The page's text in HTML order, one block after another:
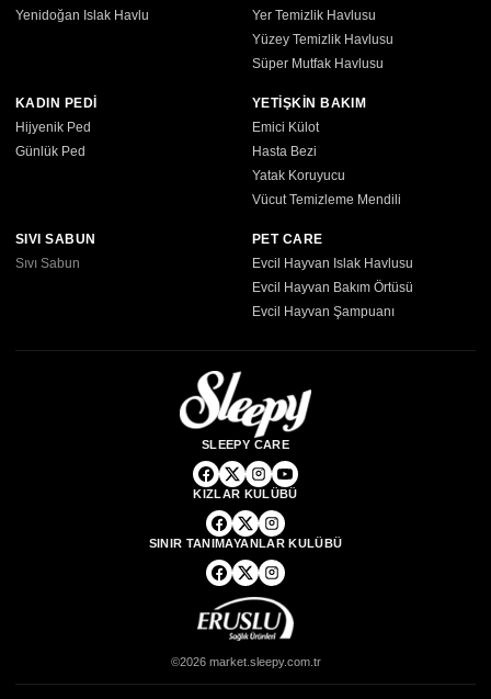
Yenidoğan Islak Havlu
Yer Temizlik Havlusu
Yüzey Temizlik Havlusu
Süper Mutfak Havlusu
KADIN PEDİ
Hijyenik Ped
Günlük Ped
YETİŞKİN BAKIM
Emici Külot
Hasta Bezi
Yatak Koruyucu
Vücut Temizleme Mendili
SIVI SABUN
Sıvı Sabun
PET CARE
Evcil Hayvan Islak Havlusu
Evcil Hayvan Bakım Örtüsü
Evcil Hayvan Şampuanı
SLEEPY CARE
KIZLAR KULÜBÜ
SINIR TANIMAYANLAR KULÜBÜ
©2026 market.sleepy.com.tr